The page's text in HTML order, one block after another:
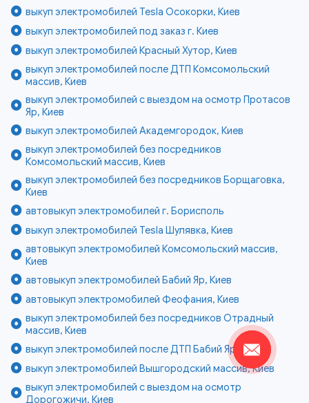
выкуп электромобилей Tesla Осокорки, Киев
выкуп электромобилей под заказ г. Киев
выкуп электромобилей Красный Хутор, Киев
выкуп электромобилей после ДТП Комсомольский
массив, Киев
выкуп электромобилей с выездом на осмотр Протасов
Яр, Киев
выкуп электромобилей Академгородок, Киев
выкуп электромобилей без посредников
Комсомольский массив, Киев
выкуп электромобилей без посредников Борщаговка,
Киев
автовыкуп электромобилей г. Борисполь
выкуп электромобилей Tesla Шулявка, Киев
автовыкуп электромобилей Комсомольский массив,
Киев
автовыкуп электромобилей Бабий Яр, Киев
автовыкуп электромобилей Феофания, Киев
выкуп электромобилей без посредников Отрадный
массив, Киев
выкуп электромобилей после ДТП Бабий Яр, Киев
выкуп электромобилей Вышгородский массив, Киев
выкуп электромобилей с выездом на осмотр
Дорогожичи, Киев